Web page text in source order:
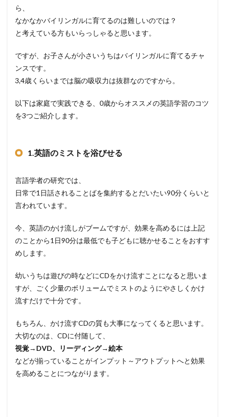
ら、
なかなかバイリンガルに育てるのは難しいのでは？
と考えている方もいらっしゃると思います。
ですが、お子さんが小さいうちはバイリンガルに育てるチャ
ンスです。
3,4歳くらいまでは脳の吸収力は抜群なのですから。
以下は家庭で実践できる、0歳からオススメの英語学習のコツ
を3つご紹介します。
1.英語のミストを浴びせる
言語学者の研究では、
日常で1日話されることばを集約するとだいたい90分くらいと
言われています。
今、英語のかけ流しがブームですが、効果を高めるには上記
のことから1日90分は最低でも子どもに聴かせることをおすす
めします。
幼いうちは遊びの時などにCDをかけ流すことになると思いま
すが、ごく少量のボリュームでミストのようにやさしくかけ
流すだけで十分です。
もちろん、かけ流すCDの質も大事になってくると思います。
大切なのは、CDに付随して、
視覚→DVD、リーディング→絵本
などが揃っていることがインプット～アウトプットへと効果
を高めることにつながります。